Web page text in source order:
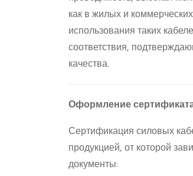
как в жилых и
использования таких
соответствия,
качества.
Оформление
Сертификация силовых
продукцией, от которой
документы: